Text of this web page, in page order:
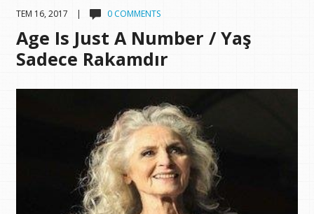
TEM 16, 2017 | 0 COMMENTS
Age Is Just A Number / Yaş
Sadece Rakamdır